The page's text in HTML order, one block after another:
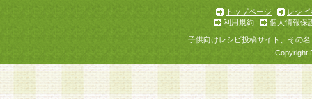
トップページ
レシピ
利用規約
個人情報保
子供向けレシピ投稿サイト、その
Copyright